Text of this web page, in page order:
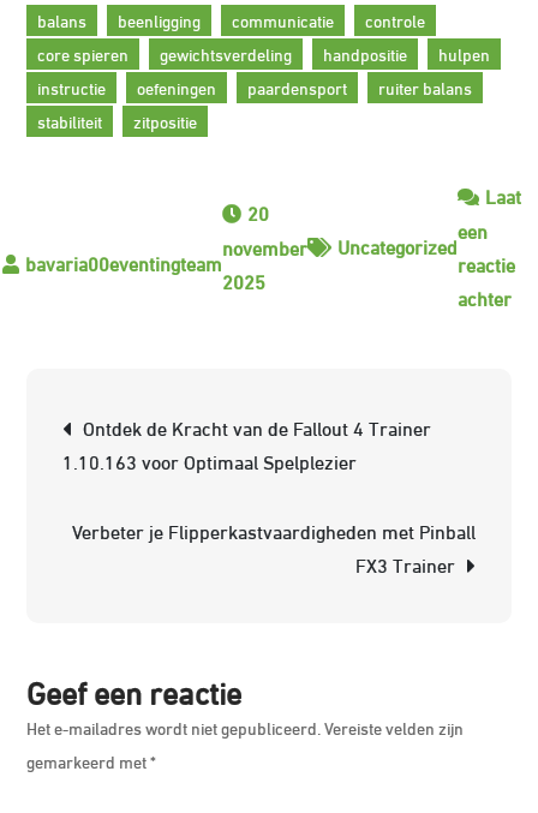
balans beenligging communicatie
controle
core spieren
gewichtsverdeling handpositie
hulpen
instructie
oefeningen paardensport
ruiter balans
stabiliteit
zitpositie
20
november
2025
Uncategorized
Laat
een
reactie
achterop
Ontdek de Kracht van de Fallout 4 Trainer
1.10.163 voor Optimaal Spelplezier
Verbeter je Flipperkastvaardigheden met Pinball
FX3 Trainer
Geef een reactie
Het e-mailadres wordt niet gepubliceerd. Vereiste velden zijn
gemarkeerd met*